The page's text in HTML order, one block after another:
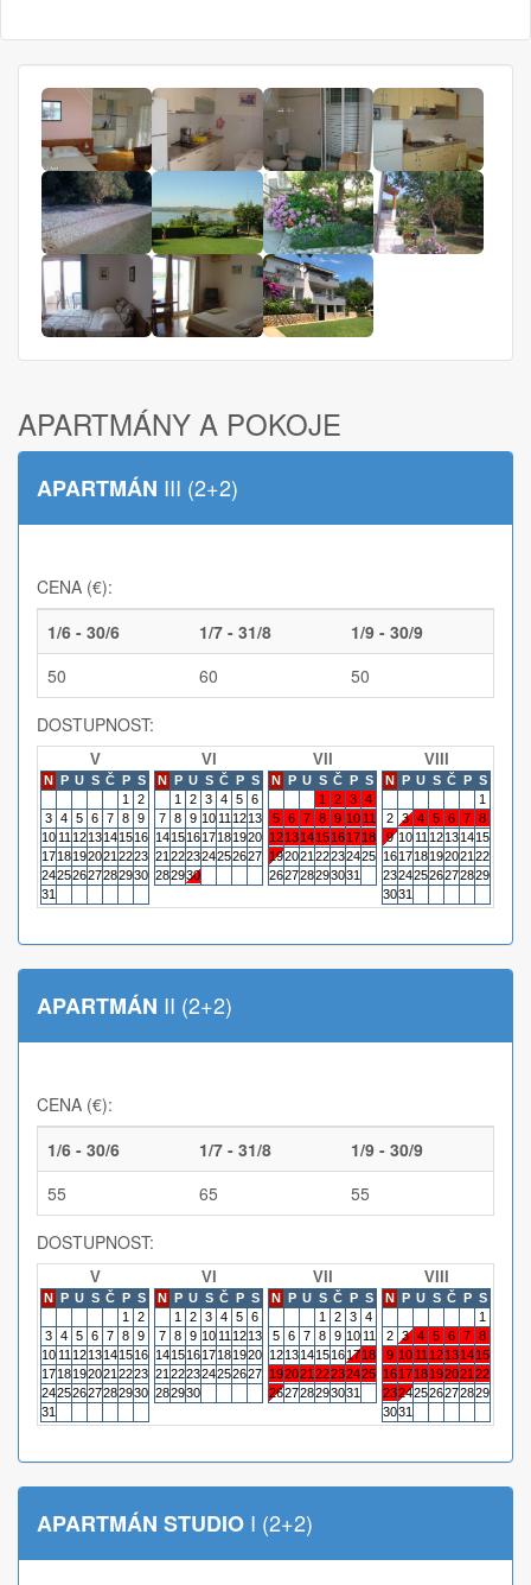
APARTMÁNY A POKOJE
APARTMÁN III (2+2)
CENA (€):
1/6 - 30/6
1/7 - 31/8
1/9 - 30/9
50
60 50
DOSTUPNOST:
V
N P U S Č P S
1
2
3 4 5 6 7 8 9
10 11 1213141516
1718192021 2223
24252627282930
31
VI
N P U S Č P S
1
2 3 4 5 6
7 8 9 10 11 1213
14151617181920
21 222324252627
282930
VII
N P U S Č P S
1
2 3 4
5 6 7 8 9 10 11
12131415161718
192021 22232425
262728293031
VIII
N P U S Č P S
1
2 3 4 5 6 7 8
9 10 11 12131415
161718192021 22
23242526272829
3031
APARTMÁN II (2+2)
CENA (€):
1/6 - 30/6
1/7 - 31/8
1/9 - 30/9
55
65 55
DOSTUPNOST:
V
N P U S Č P S
1
2
3 4 5 6 7 8 9
10 11 1213141516
1718192021 2223
24252627282930
31
VI
N P U S Č P S
1
2 3 4 5 6
7 8 9 10 11 1213
14151617181920
21 222324252627
282930
VII
N P U S Č P S
1
2 3 4
5 6 7 8 9 10 11
12131415161718
192021 22232425
262728293031
VIII
N P U S Č P S
1
2 3 4 5 6 7 8
9 10 11 12131415
161718192021 22
23242526272829
3031
APARTMÁN STUDIO I (2+2)